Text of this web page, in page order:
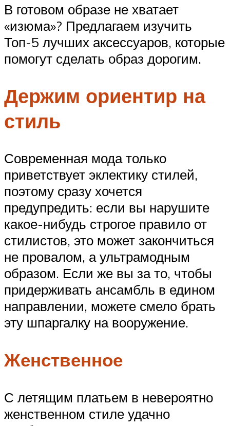
В готовом образе не хватает
«изюма»? Предлагаем изучить
Топ-5 лучших аксессуаров, которые
помогут сделать образ дорогим.
Держим ориентир на
стиль
Современная мода только
приветствует эклектику стилей,
поэтому сразу хочется
предупредить: если вы нарушите
какое-нибудь строгое правило от
стилистов, это может закончиться
не провалом, а ультрамодным
образом. Если же вы за то, чтобы
придерживать ансамбль в едином
направлении, можете смело брать
эту шпаргалку на вооружение.
Женственное
С летящим платьем в невероятно
женственном стиле удачно